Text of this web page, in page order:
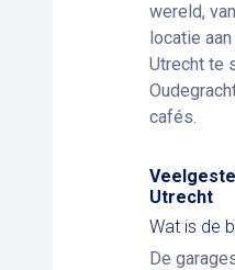
wereld,
locatie
Utrecht te
cafés.
Utrecht
Wat is de
De